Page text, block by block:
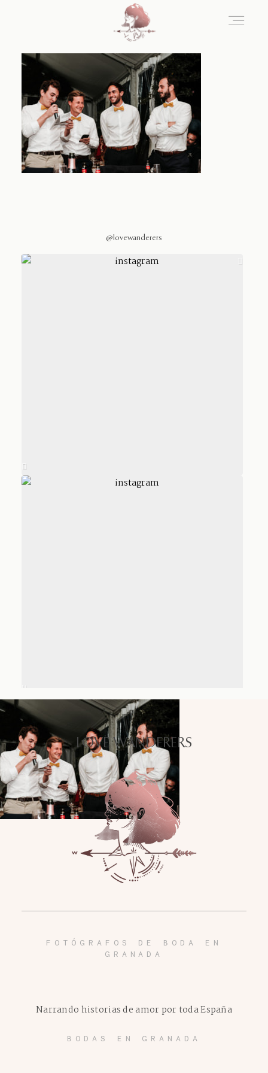
@lovewanderers
LOVE WANDERERS
FOTÓGRAFOS DE BODA EN
GRANADA
BODAS EN GRANADA
Narrando historias de amor por toda España
Home
Blog
Sobre Nosotros